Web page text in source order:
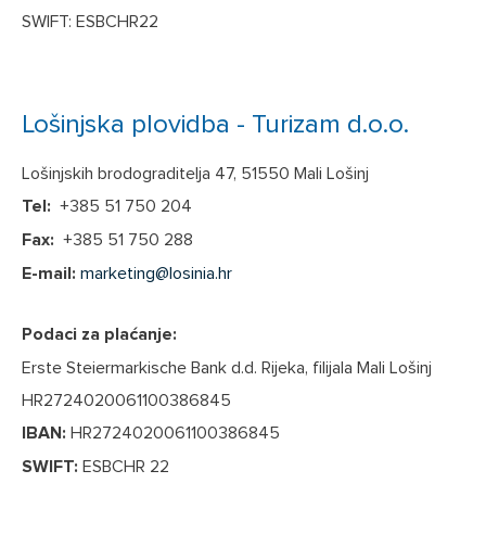
SWIFT: ESBCHR22
Lošinjska plovidba - Turizam d.o.o.
Lošinjskih brodograditelja 47, 51550 Mali Lošinj
Tel: +385 51 750 204
Fax: +385 51 750 288
E-mail: marketing@losinia.hr
Podaci za plaćanje:
Erste Steiermarkische Bank d.d. Rijeka, filijala Mali Lošinj
HR2724020061100386845
IBAN: HR2724020061100386845
SWIFT: ESBCHR 22